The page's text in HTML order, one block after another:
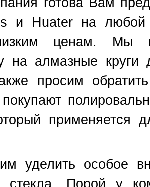
и Huater на
ценам. Мы
на алмазные круги
просим
применяется
особое
стекла. Порой у